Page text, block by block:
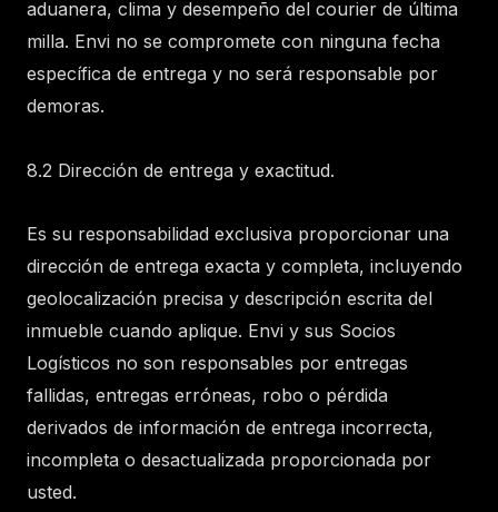
aduanera, clima y desempeño del courier de última
milla. Envi no se compromete con ninguna fecha
específica de entrega y no será responsable por
demoras.
8.2 Dirección de entrega y exactitud.
Es su responsabilidad exclusiva proporcionar una
dirección de entrega exacta y completa, incluyendo
geolocalización precisa y descripción escrita del
inmueble cuando aplique. Envi y sus Socios
Logísticos no son responsables por entregas
fallidas, entregas erróneas, robo o pérdida
derivados de información de entrega incorrecta,
incompleta o desactualizada proporcionada por
usted.